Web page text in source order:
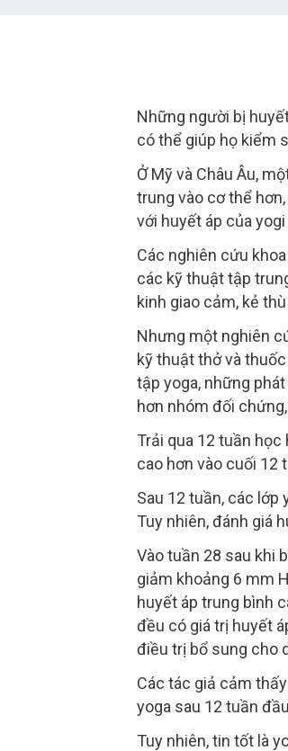
Những người bị
có thể giúp họ kiểm
Ở Mỹ và Châu Âu,
trung vào cơ thể
với huyết áp của
Các nghiên cứu
các kỹ thuật tập
kinh giao cảm, kẻ
Nhưng một nghiên
kỹ thuật thở và
tập yoga, những
hơn nhóm đối
Trải qua 12 tuần
cao hơn vào cuối 12
Sau 12 tuần, các
Tuy nhiên, đánh giá
Vào tuần 28 sau khi
giảm khoảng 6 mm
huyết áp trung bình
đều có giá trị huyết
điều trị bổ sung cho
Các tác giả cảm
yoga sau 12 tuần
Tuy nhiên, tin tốt là